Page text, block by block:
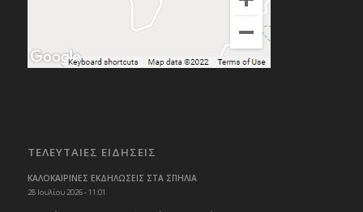
ΤΕΛΕΥΤΑΙΕΣ ΕΙΔΗΣΕΙΣ
ΚΑΛΟΚΑΙΡΙΝΕΣ ΕΚΔΗΛΩΣΕΙΣ ΣΤΑ ΣΠΗΛΙΑ
28 Ιουλίου 2026 - 11:01